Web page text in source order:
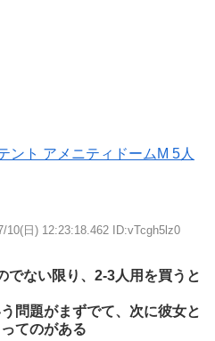
ント アメニティドームM 5人
10(日) 12:23:18.462 ID:vTcgh5lz0
でない限り、2-3人用を買うと
問題がまずでて、次に彼女と
てのがある